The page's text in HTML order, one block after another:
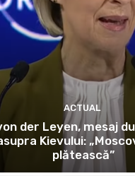
ACTUAL
der Leyen, mesaj
Kievului:
plătească”